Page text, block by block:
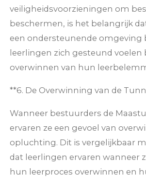
veiligheidsvoorzieningen om
beschermen, is het belangrijk
een ondersteunende omgeving
leerlingen zich gesteund voelen
overwinnen van hun
**6. De Overwinning van de
Wanneer bestuurders de
ervaren ze een gevoel van
opluchting. Dit is vergelijkbaar
dat leerlingen ervaren wanneer
hun leerproces overwinnen en